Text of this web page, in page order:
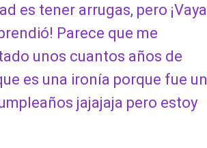
es tener arrugas, pero ¡Vaya
Parece que me
unos cuantos años de
es una ironía porque fue un
jajajaja pero estoy